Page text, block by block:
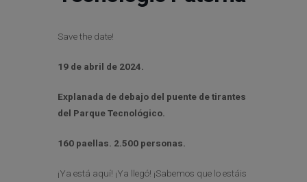
Save the date!
19 de abril de 2024.
Explanada de debajo del puente de tirantes
del Parque Tecnológico.
160 paellas. 2.500 personas.
¡Ya está aquí! ¡Ya llegó! ¡Sabemos que lo estáis